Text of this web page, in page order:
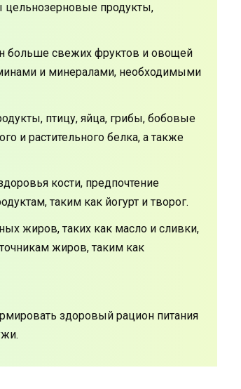
цельнозерновые продукты,
больше свежих фруктов и овощей
и минералами, необходимыми
птицу, яйца, грибы, бобовые
и растительного белка, а также
кости, предпочтение
таким как йогурт и творог.
жиров, таких как масло и сливки,
жиров, таким как
здоровый рацион питания